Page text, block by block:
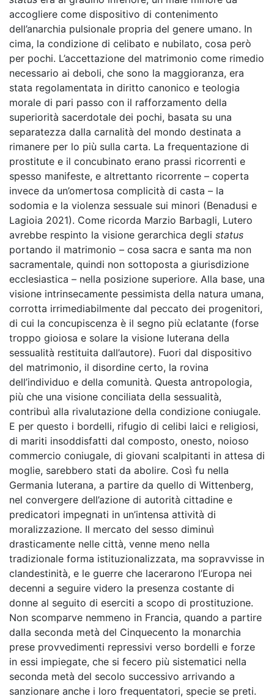
accogliere come dispositivo di contenimento
dell’anarchia pulsionale propria del genere umano. In
cima, la condizione di celibato e nubilato, cosa però
per pochi. L’accettazione del matrimonio come rimedio
necessario ai deboli, che sono la maggioranza, era
stata regolamentata in diritto canonico e teologia
morale di pari passo con il rafforzamento della
superiorità sacerdotale dei pochi, basata su una
separatezza dalla carnalità del mondo destinata a
rimanere per lo più sulla carta. La frequentazione di
prostitute e il concubinato erano prassi ricorrenti e
spesso manifeste, e altrettanto ricorrente – coperta
invece da un’omertosa complicità di casta – la
sodomia e la violenza sessuale sui minori (Benadusi e
Lagioia 2021). Come ricorda Marzio Barbagli, Lutero
avrebbe respinto la visione gerarchica degli status
portando il matrimonio – cosa sacra e santa ma non
sacramentale, quindi non sottoposta a giurisdizione
ecclesiastica – nella posizione superiore. Alla base, una
visione intrinsecamente pessimista della natura umana,
corrotta irrimediabilmente dal peccato dei progenitori,
di cui la concupiscenza è il segno più eclatante (forse
troppo gioiosa e solare la visione luterana della
sessualità restituita dall’autore). Fuori dal dispositivo
del matrimonio, il disordine certo, la rovina
dell’individuo e della comunità. Questa antropologia,
più che una visione conciliata della sessualità,
contribuì alla rivalutazione della condizione coniugale.
E per questo i bordelli, rifugio di celibi laici e religiosi,
di mariti insoddisfatti dal composto, onesto, noioso
commercio coniugale, di giovani scalpitanti in attesa di
moglie, sarebbero stati da abolire. Così fu nella
Germania luterana, a partire da quello di Wittenberg,
nel convergere dell’azione di autorità cittadine e
predicatori impegnati in un’intensa attività di
moralizzazione. Il mercato del sesso diminuì
drasticamente nelle città, venne meno nella
tradizionale forma istituzionalizzata, ma sopravvisse in
clandestinità, e le guerre che lacerarono l’Europa nei
decenni a seguire videro la presenza costante di
donne al seguito di eserciti a scopo di prostituzione.
Non scomparve nemmeno in Francia, quando a partire
dalla seconda metà del Cinquecento la monarchia
prese provvedimenti repressivi verso bordelli e forze
in essi impiegate, che si fecero più sistematici nella
seconda metà del secolo successivo arrivando a
sanzionare anche i loro frequentatori, specie se preti.